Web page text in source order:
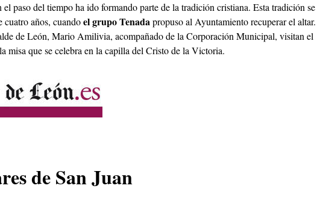
el paso del tiempo ha ido formando parte de la tradición cristiana. Esta tradición se
cuatro años, cuandoel grupo Tenadapropuso al Ayuntamiento recuperar el altar.
de León, Mario Amilivia, acompañado de la Corporación Municipal, visitan el
misa que se celebra en la capilla del Cristo de la Victoria.
de San Juan